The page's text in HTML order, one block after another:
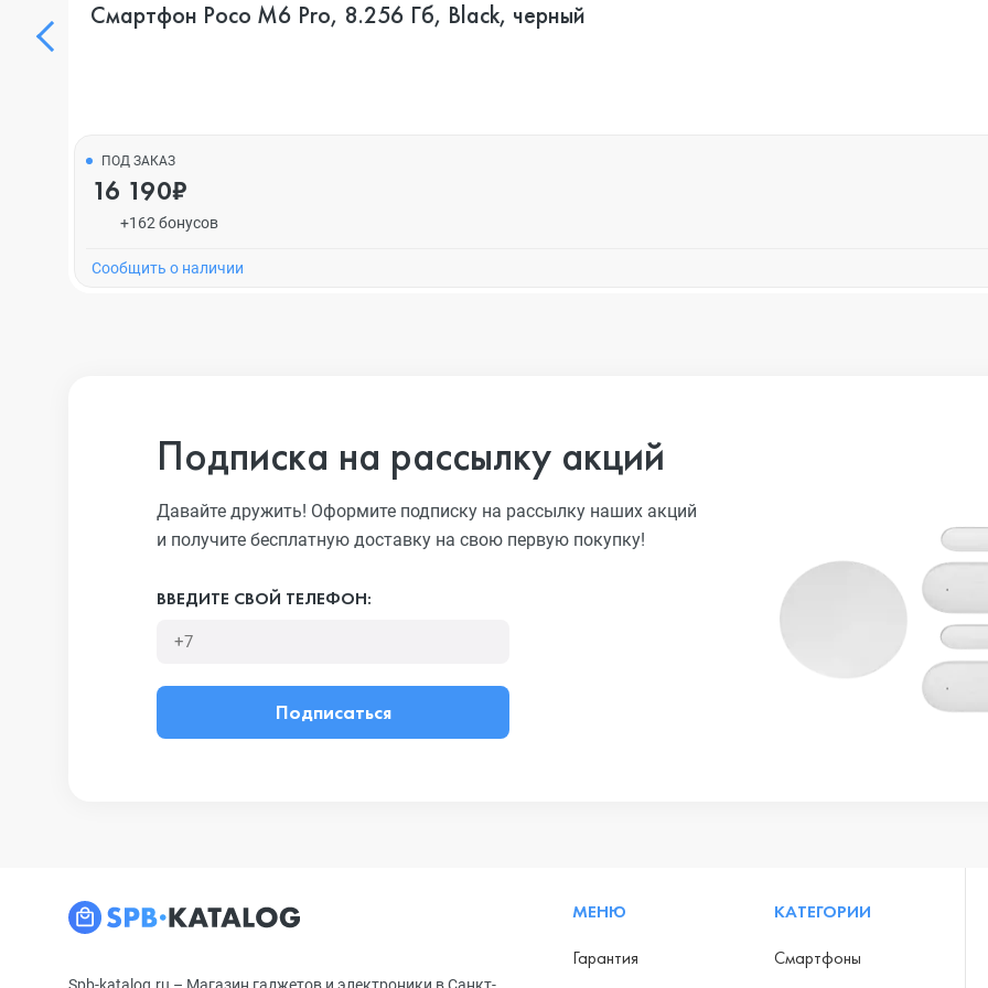
Смартфон Poco M6 Pro, 8.256 Гб, Black, черный
ПОД ЗАКАЗ
16 190₽
+162 бонусов
Cообщить о наличии
Подписка на рассылку акций
Давайте дружить! Оформите подписку на рассылку наших акций
и получите бесплатную доставку на свою первую покупку!
ВВЕДИТЕ СВОЙ ТЕЛЕФОН:
Подписаться
МЕНЮ
Гарантия
КАТЕГОРИИ
Смартфоны